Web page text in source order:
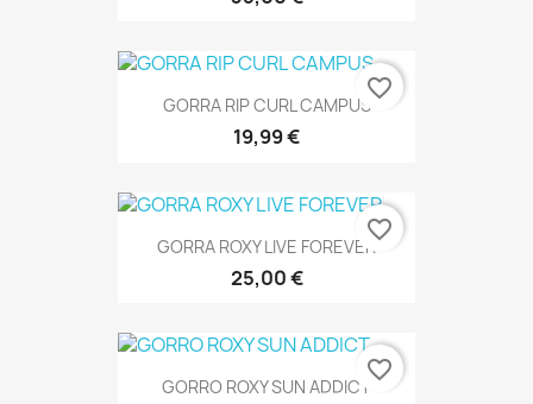
GORRA RIP CURL CAMPUS
19,99 €
favorite_border
GORRA ROXY LIVE FOREVER
25,00 €
favorite_border
GORRO ROXY SUN ADDICT
favorite_border